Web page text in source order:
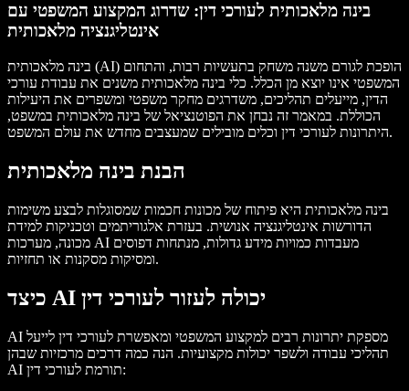
בינה מלאכותית לעורכי דין: שדרוג המקצוע המשפטי עם
אינטליגנציה מלאכותית
בינה מלאכותית (AI) הופכת לגורם משנה משחק בתעשיות רבות, והתחום
המשפטי אינו יוצא מן הכלל. כלי בינה מלאכותית משנים את עבודת עורכי
הדין, מייעלים תהליכים, משדרגים מחקר משפטי ומשפרים את היעילות
הכוללת. במאמר זה נבחן את הפוטנציאל של בינה מלאכותית במשפט,
היתרונות לעורכי דין וכלים מובילים שמעצבים מחדש את עולם המשפט.
הבנת בינה מלאכותית
בינה מלאכותית היא פיתוח של מכונות חכמות שמסוגלות לבצע משימות
הדורשות אינטליגנציה אנושית. בעזרת אלגוריתמים וטכניקות למידת
מכונה, מערכות AI מעבדות כמויות מידע גדולות, מנתחות דפוסים
ומסיקות מסקנות או תחזיות.
כיצד AI יכולה לעזור לעורכי דין
AI מספקת יתרונות רבים למקצוע המשפטי ומאפשרת לעורכי דין לייעל
תהליכי עבודה ולשפר יכולות מקצועיות. הנה כמה דרכים מרכזיות שבהן
AI תורמת לעורכי דין: